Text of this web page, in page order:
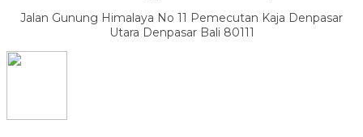
Jalan Gunung Himalaya No 11 Pemecutan Kaja Denpasar
Utara Denpasar Bali 80111